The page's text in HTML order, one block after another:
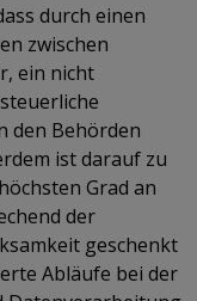
durch einen
zwischen
ein nicht
den Behörden
ist darauf zu
Grad an
der
geschenkt
Abläufe bei der